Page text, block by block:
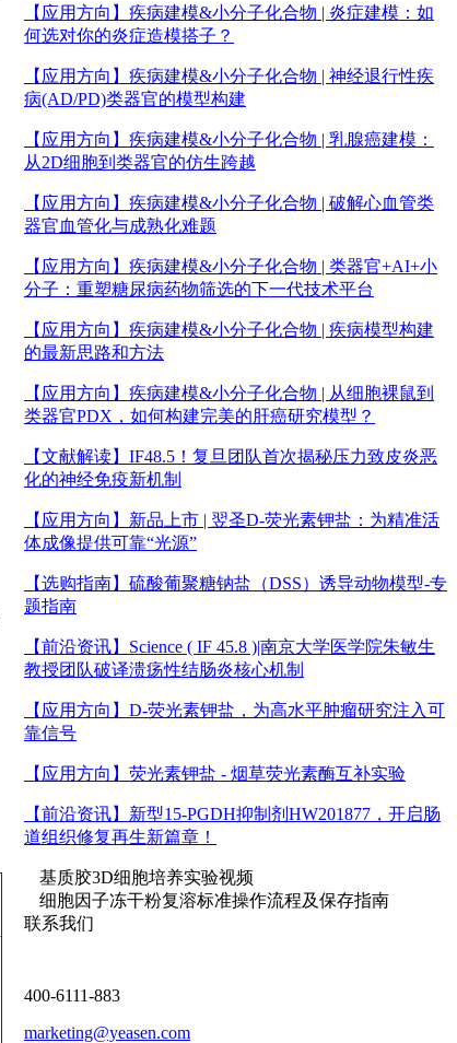
【应用方向】 疾病建模&小分子化合物 | 炎症建模：如
何选对你的炎症造模搭子？
【应用方向】 疾病建模&小分子化合物 | 神经退行性疾
病(AD/PD)类器官的模型构建
【应用方向】 疾病建模&小分子化合物 | 乳腺癌建模：
从2D细胞到类器官的仿生跨越
【应用方向】 疾病建模&小分子化合物 | 破解心血管类
器官血管化与成熟化难题
【应用方向】 疾病建模&小分子化合物 | 类器官+AI+小
分子：重塑糖尿病药物筛选的下一代技术平台
【应用方向】 疾病建模&小分子化合物 | 疾病模型构建
的最新思路和方法
【应用方向】 疾病建模&小分子化合物 | 从细胞裸鼠到
类器官PDX，如何构建完美的肝癌研究模型？
【文献解读】 IF48.5！复旦团队首次揭秘压力致皮炎恶
化的神经免疫新机制
【应用方向】 新品上市 | 翌圣D-荧光素钾盐：为精准活
体成像提供可靠“光源”
【选购指南】 硫酸葡聚糖钠盐（DSS）诱导动物模型-专
题指南
【前沿资讯】 Science ( IF 45.8 )|南京大学医学院朱敏生
教授团队破译溃疡性结肠炎核心机制
【应用方向】 D-荧光素钾盐，为高水平肿瘤研究注入可
靠信号
【应用方向】 荧光素钾盐 - 烟草荧光素酶互补实验
【前沿资讯】 新型15-PGDH抑制剂HW201877，开启肠
道组织修复再生新篇章！
基质胶3D细胞培养实验视频
细胞因子冻干粉复溶标准操作流程及保存指南
联系我们
400-6111-883
marketing@yeasen.com